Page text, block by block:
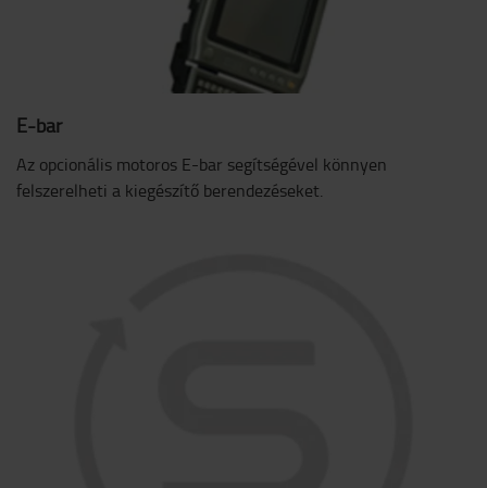
E-bar
Az opcionális motoros E-bar segítségével könnyen
felszerelheti a kiegészítő berendezéseket.